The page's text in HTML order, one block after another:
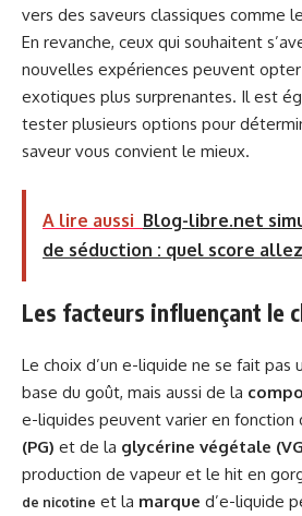
vers des saveurs classiques comme
En revanche, ceux qui souhaitent
nouvelles expériences peuvent
exotiques plus surprenantes. Il est
tester plusieurs options pour
saveur vous convient le mieux.
A lire aussi Blog-libre.net
de séduction : quel score
Les facteurs influençant le
Le choix d’un e-liquide ne se fait pas
base du goût, mais aussi de la
e-liquides peuvent varier en fonction
(PG) et de la glycérine végétale
production de vapeur et le hit en
de nicotine et la marque d’e-liquide